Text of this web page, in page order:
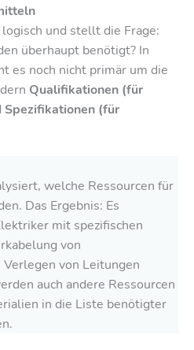
und stellt die Frage:
überhaupt benötigt? In
es noch nicht primär um die
Qualifikationen (für
Spezifikationen (für
welche Ressourcen für
Das Ergebnis: Es
mit spezifischen
von
von Leitungen
auch andere Ressourcen
in die Liste benötigter